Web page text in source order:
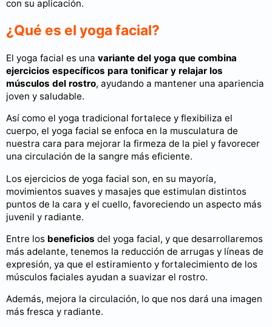
con su aplicación.
¿Qué es el yoga facial?
El yoga facial es una variante del yoga que combina
ejercicios específicos para tonificar y relajar los
músculos del rostro, ayudando a mantener una apariencia
joven y saludable.
Así como el yoga tradicional fortalece y flexibiliza el
cuerpo, el yoga facial se enfoca en la musculatura de
nuestra cara para mejorar la firmeza de la piel y favorecer
una circulación de la sangre más eficiente.
Los ejercicios de yoga facial son, en su mayoría,
movimientos suaves y masajes que estimulan distintos
puntos de la cara y el cuello, favoreciendo un aspecto más
juvenil y radiante.
Entre los beneficios del yoga facial, y que desarrollaremos
más adelante, tenemos la reducción de arrugas y líneas de
expresión, ya que el estiramiento y fortalecimiento de los
músculos faciales ayudan a suavizar el rostro.
Además, mejora la circulación, lo que nos dará una imagen
más fresca y radiante.